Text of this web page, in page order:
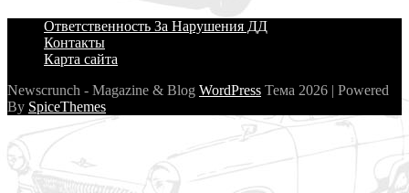
Ответственность За Нарушения ДД
Контакты
Карта сайта
Newscrunch - Magazine & Blog WordPress Тема 2026 | Powered
By SpiceThemes